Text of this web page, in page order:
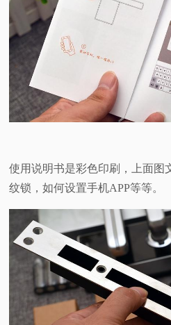
使用说明书是彩色印刷，上面图
纹锁，如何设置手机APP等等。